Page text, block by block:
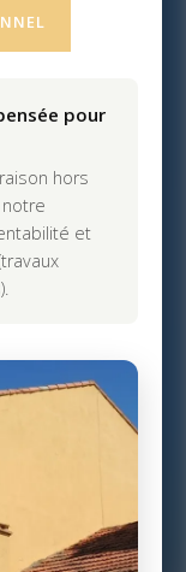
pour
hors
et